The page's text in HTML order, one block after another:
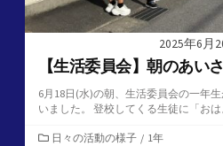
2025年6月
【生活委員会】朝のあい
6月18日(水)の朝、生活委員会の一年
いました。 登校してくる生徒に「お
カ日々の活動の様子 / 1年